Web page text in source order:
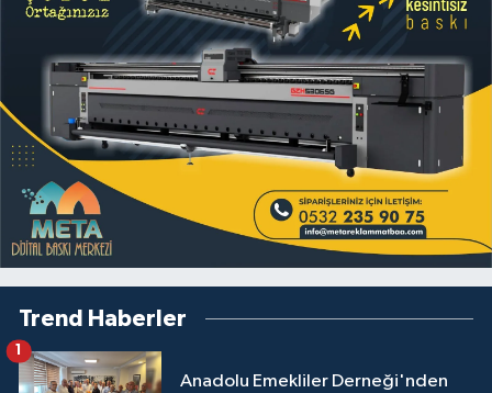
Trend Haberler
Anadolu Emekliler Derneği'nden
1